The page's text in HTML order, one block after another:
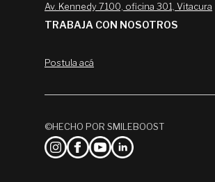
Av. Kennedy 7100, oficina 301, Vitacura
TRABAJA CON NOSOTROS
Postula acá
©HECHO POR SMILEBOOST